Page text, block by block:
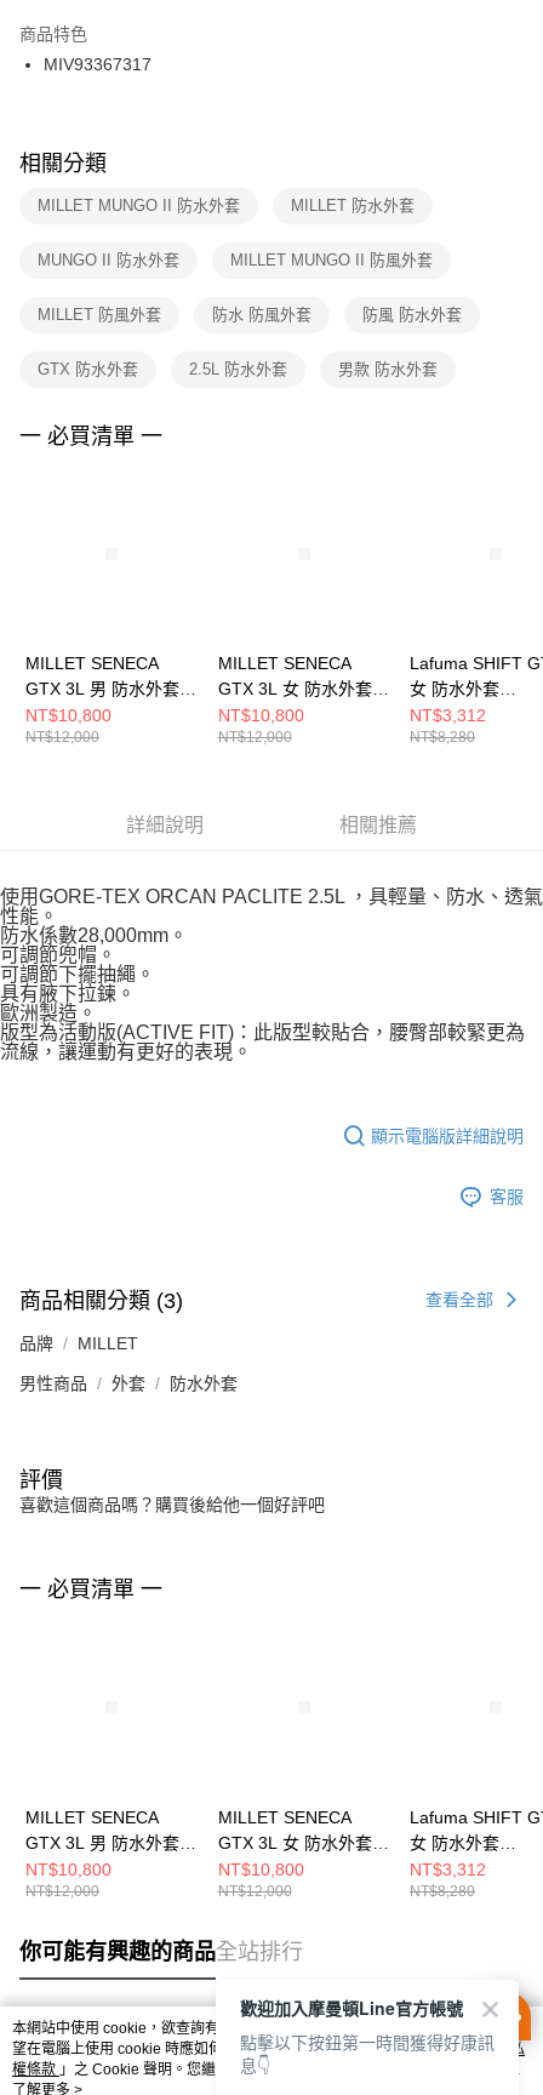
２．訂單成立數日內，您將收到繳費通知簡訊。
３．收到繳費通知簡訊後14天內，點擊此簡訊中的連結，可透過四大超商／
ATM／網路銀行／等多元方式進行付款，方視為交易完成。
※ 交易是否成功請以「AFTEE先享後付 」之結帳頁面顯示為準，若有關於
是否繳費成功／繳費後需取消欲退款等相關疑問，請聯繫「AFTEE先享後付
客戶支援中心」https://netprotections.freshdesk.com/support/home
１．透過由恩沛科技股份有限公司提供之「AFTEE先享後付」服務完成之交
權轉讓予恩沛科技股份有限公司。
３．未成年的使用者請事先徵得法定代理人或監護人之同意方可使用
４．使用「AFTEE先享後付」時，將依據個別帳號之用戶狀況，依本公司即
付款後門市自取
每筆NT$100，滿NT$1,500(含以上)免運費
商品特色
MIV93367317
相關分類
MILLET MUNGO II 防水外套 MILLET 防水外套
MUNGO II 防水外套 MILLET MUNGO II 防風外套
MILLET 防風外套 防水 防風外套 防風 防水外套
GTX 防水外套 2.5L 防水外套 男款 防水外套
一 必買清單 一
MILLET SENECA
GTX 3L 男 防水外套
MIV10331N0395
NT$10,800
NT$12,000
MILLET SENECA
GTX 3L 女 防水外套
MIV10332N7317
NT$10,800
NT$12,000
Lafuma SHIFT
女 防水外套
LFV115469374
NT$3,312
NT$8,280
詳細說明 相關推薦
使用GORE-TEX ORCAN PACLITE 2.5L ，具輕量、防水、透氣
性能。
防水係數28,000mm。
可調節兜帽。
可調節下擺抽繩。
具有腋下拉鍊。
歐洲製造。
版型為活動版(ACTIVE FIT)：此版型較貼合，腰臀部較緊更為
流線，讓運動有更好的表現。
顯示電腦版詳細說明
客服
商品相關分類 (3) 查看全部
品牌 MILLET
男性商品 外套 防水外套
評價
喜歡這個商品嗎？購買後給他一個好評吧
一 必買清單 一
MILLET SENECA
GTX 3L 男 防水外套
MIV10331N0395
NT$10,800
NT$12,000
MILLET SENECA
GTX 3L 女 防水外套
MIV10332N7317
NT$10,800
NT$12,000
Lafuma SHIFT
女 防水外套
LFV115469374
NT$3,312
NT$8,280
你可能有興趣的商品全站排行
熱門標籤
本網站中使用 cookie，欲查詢有關本網站使用 cookie 方式之詳情，及若您不希
望在電腦上使用 cookie 時應如何變更電腦的 cookie 設定，請參閱本網站「
隱私
權條款 」之 Cookie 聲明。您繼續使用本網站即表示您同意本公司得按本網站使
用條款之 Cookie 聲明使用 cookie。
了解更多 >
歡迎加入摩曼頓Line官方帳號
點擊以下按鈕第一時間獲得好康訊
息👇